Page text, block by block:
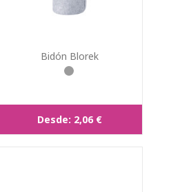
Bidón Blorek
Desde: 2,06 €